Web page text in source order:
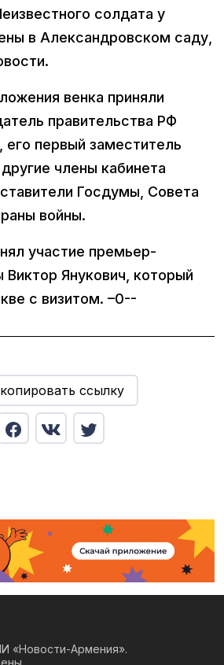
солдата у
в Александровском саду,
венка приняли
правительства РФ
первый заместитель
члены кабинета
Госдумы, Совета
войны.
участие премьер-
Виктор Янукович, который
с визитом. –0--
ссылку
«Новости-Армения».